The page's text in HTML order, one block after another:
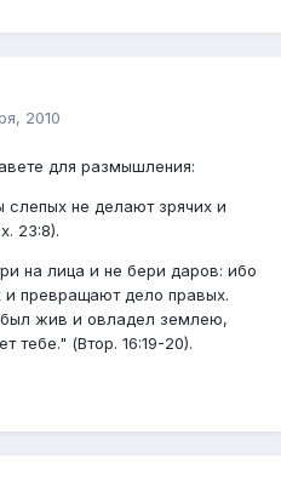
2010
для размышления:
не делают зрячих и
23:8).
на лица и не бери даров: ибо
превращают дело правых.
жив и овладел землею,
тебе." (Втор. 16:19-20).